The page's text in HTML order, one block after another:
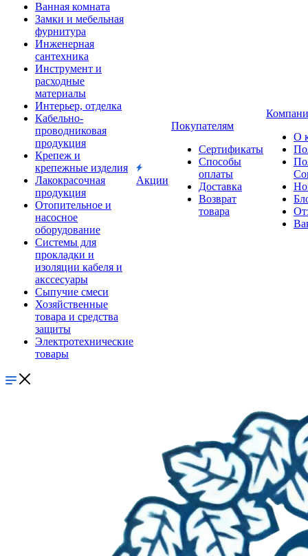
Ванная комната
Замки и мебельная
фурнитура
Инженерная
сантехника
Инструмент и
расходные
материалы
Интерьер, отделка
Кабельно-
проводниковая
продукция
Крепеж и
крепежные изделия
Лакокрасочная
продукция
Отопительное и
насосное
оборудование
Системы для
прокладки и
изоляции кабеля и
акссесуары
Сыпучие смеси
Хозяйственные
товара и средства
защиты
Электротехнические
товары
Акции
Покупателям
Сертификаты
Способы
оплаты
Доставка
Возврат
товара
О